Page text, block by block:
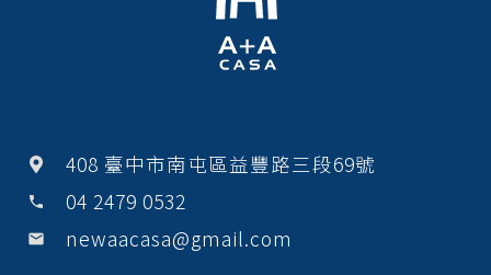
408 臺中市南屯區益豐路三段69號
phone 04 2479 0532
email newaacasa@gmail.com